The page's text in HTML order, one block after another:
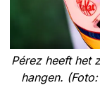
Pérez heeft het
hangen.